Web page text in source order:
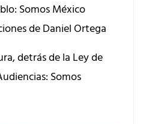
Somos México
de Daniel Ortega
detrás de la Ley de
Somos